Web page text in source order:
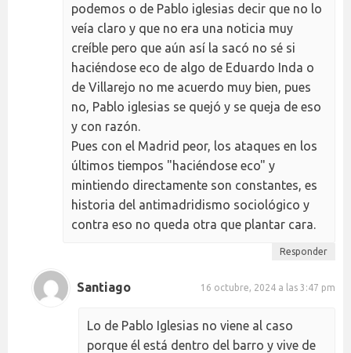
podemos o de Pablo iglesias decir que no lo
veía claro y que no era una noticia muy
creíble pero que aún así la sacó no sé si
haciéndose eco de algo de Eduardo Inda o
de Villarejo no me acuerdo muy bien, pues
no, Pablo iglesias se quejó y se queja de eso
y con razón.
Pues con el Madrid peor, los ataques en los
últimos tiempos "haciéndose eco" y
mintiendo directamente son constantes, es
historia del antimadridismo sociológico y
contra eso no queda otra que plantar cara.
Responder
Santiago 16 octubre, 2024 a las 3:47 pm
Lo de Pablo Iglesias no viene al caso
porque él está dentro del barro y vive de